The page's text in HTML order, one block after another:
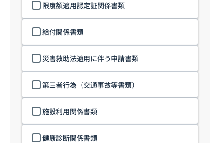
限度額適用認定証関係書類
給付関係書類
災害救助法適用に伴う申請書類
第三者行為（交通事故等書類）
施設利用関係書類
健康診断関係書類